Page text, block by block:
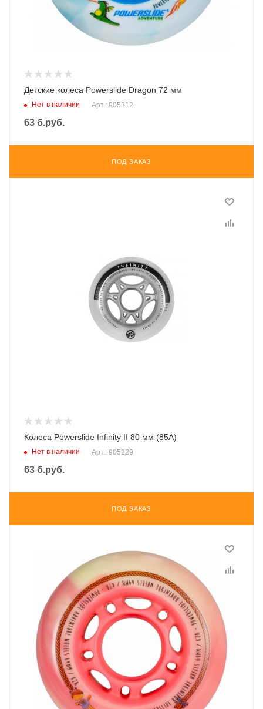
Детские колеса Powerslide Dragon 72 мм
Нет в наличии Арт.: 905312
63 б.руб.
ПОД ЗАКАЗ
Колеса Powerslide Infinity II 80 мм (85A)
Нет в наличии Арт.: 905229
63 б.руб.
ПОД ЗАКАЗ